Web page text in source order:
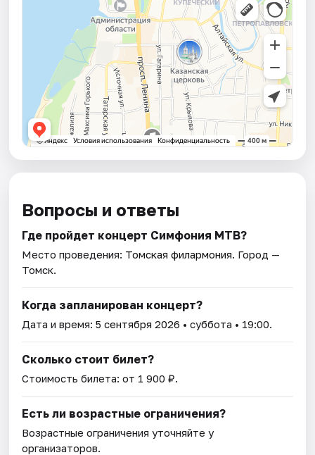
Вопросы и ответы
Где пройдет концерт Симфония МТВ?
Место проведения: Томская филармония. Город —
Томск.
Когда запланирован концерт?
Дата и время:5 сентября 2026 • суббота • 19:00.
Сколько стоит билет?
Стоимость билета: от 1 900 ₽.
Есть ли возрастные ограничения?
Возрастные ограничения уточняйте у
организаторов.